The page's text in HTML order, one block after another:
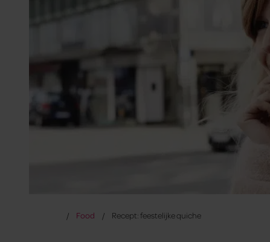
Food Recept: feestelijke quiche